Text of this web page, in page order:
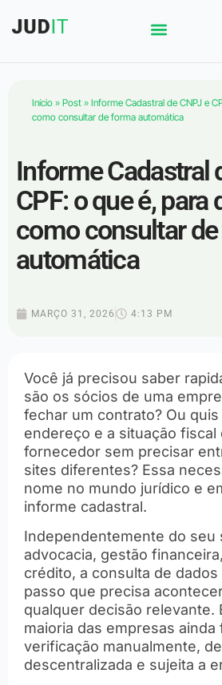
Início » Post » Informe Cadastral de CNPJ e
como consultar de forma automática
Informe Cadastral
CPF: o que é, para
como consultar
automática
MARÇO 31, 2026 4:13 PM
Você já precisou saber
são os sócios de uma
fechar um contrato? Ou
endereço e a situação fiscal
fornecedor sem precisar
sites diferentes? Essa
nome no mundo jurídico e
informe cadastral.
Independentemente do seu
advocacia, gestão
crédito, a consulta de
passo que precisa
qualquer decisão relevante.
maioria das empresas ainda
verificação manualmente,
descentralizada e sujeita a